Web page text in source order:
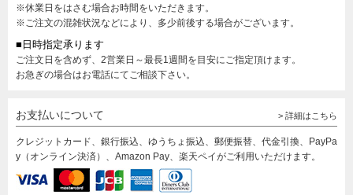
※休業日をはさむ場合お時間をいただきます。
※ご注文の混雑状況などにより、多少前後する場合がございます。
■日時指定承ります
ご注文日を含めず、2営業日～最長1週間を目安にご指定頂けます。
お急ぎの場合はお電話にてご相談下さい。
お支払いについて > 詳細はこちら
クレジットカード、銀行振込、ゆうちょ振込、郵便振替、代金引換、PayPa
y（オンライン決済）、Amazon Pay、楽天ペイがご利用いただけます。